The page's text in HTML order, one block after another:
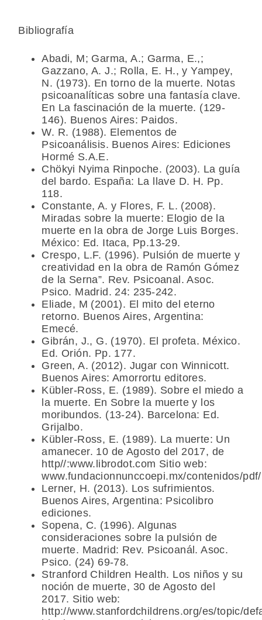
Bibliografía
Abadi, M; Garma, A.; Garma, E.,;
Gazzano, A. J.; Rolla, E. H., y Yampey,
N. (1973). En torno de la muerte. Notas
psicoanalíticas sobre una fantasía clave.
En La fascinación de la muerte. (129-
146). Buenos Aires: Paidos.
W. R. (1988). Elementos de
Psicoanálisis. Buenos Aires: Ediciones
Hormé S.A.E.
Chökyi Nyima Rinpoche. (2003). La guía
del bardo. España: La llave D. H. Pp.
118.
Constante, A. y Flores, F. L. (2008).
Miradas sobre la muerte: Elogio de la
muerte en la obra de Jorge Luis Borges.
México: Ed. Itaca, Pp.13-29.
Crespo, L.F. (1996). Pulsión de muerte y
creatividad en la obra de Ramón Gómez
de la Serna”. Rev. Psicoanal. Asoc.
Psico. Madrid. 24: 235-242.
Eliade, M (2001). El mito del eterno
retorno. Buenos Aires, Argentina:
Emecé.
Gibrán, J., G. (1970). El profeta. México.
Ed. Orión. Pp. 177.
Green, A. (2012). Jugar con Winnicott.
Buenos Aires: Amorrortu editores.
Kübler-Ross, E. (1989). Sobre el miedo a
la muerte. En Sobre la muerte y los
moribundos. (13-24). Barcelona: Ed.
Grijalbo.
Kübler-Ross, E. (1989). La muerte: Un
amanecer. 10 de Agosto del 2017, de
http//:www.librodot.com Sitio web:
www.fundacionnunccoepi.mx/contenidos/
Lerner, H. (2013). Los sufrimientos.
Buenos Aires, Argentina: Psicolibro
ediciones.
Sopena, C. (1996). Algunas
consideraciones sobre la pulsión de
muerte. Madrid: Rev. Psicoanál. Asoc.
Psico. (24) 69-78.
Stranford Children Health. Los niños y su
noción de muerte, 30 de Agosto del
2017. Sitio web:
http://www.stanfordchildrens.org/es/topic/